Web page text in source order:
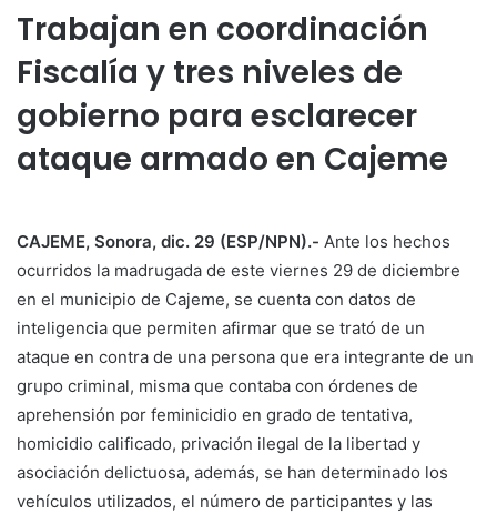
Trabajan en coordinación
Fiscalía y tres niveles de
gobierno para esclarecer
ataque armado en Cajeme
CAJEME, Sonora, dic. 29 (ESP/NPN).- Ante los hechos
ocurridos la madrugada de este viernes 29 de diciembre
en el municipio de Cajeme, se cuenta con datos de
inteligencia que permiten afirmar que se trató de un
ataque en contra de una persona que era integrante de un
grupo criminal, misma que contaba con órdenes de
aprehensión por feminicidio en grado de tentativa,
homicidio calificado, privación ilegal de la libertad y
asociación delictuosa, además, se han determinado los
vehículos utilizados, el número de participantes y las